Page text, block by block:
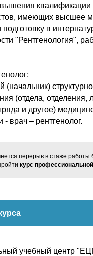
квалификации
имеющих высшее
в
"Рентгенология",
(отдела, отделения,
и другое)
- врач – рентгенолог.
перерыв в стаже работы
курс
учебный центр